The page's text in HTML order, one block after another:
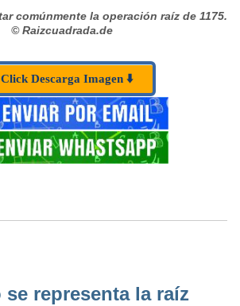
comúnmente la operación raíz de 1175.
© Raizcuadrada.de
Descarga Imagen ⬇️
se representa la raíz